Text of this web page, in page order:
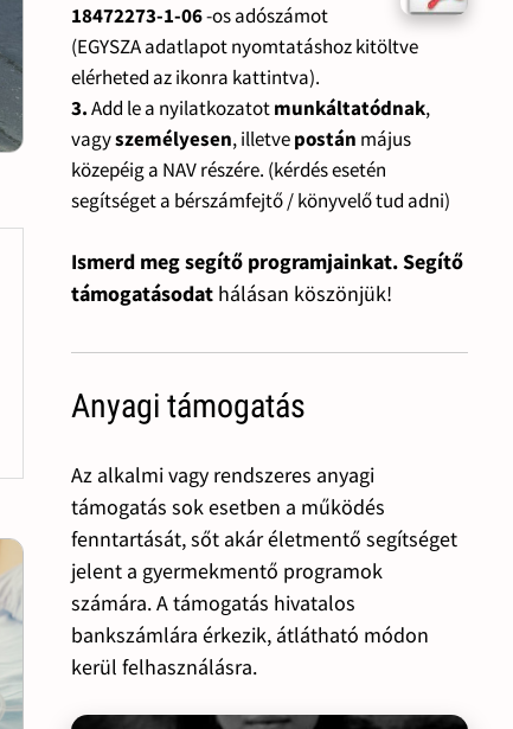
18472273-1-06-os adószámot
(EGYSZA adatlapot nyomtatáshoz kitöltve
elérheted az ikonra kattintva).
3.Add le a nyilatkozatotmunkáltatódnak,
vagyszemélyesen, illetvepostán május
közepéig a NAV részére. (kérdés esetén
segítséget a bérszámfejtő / könyvelő tud adni)
Ismerd meg segítő programjainkat. Segítő
támogatásodat hálásan köszönjük!
Anyagi támogatás
Az alkalmi vagy rendszeres anyagi
támogatás sok esetben a működés
fenntartását, sőt akár életmentő segítséget
jelent a gyermekmentő programok
számára. A támogatás hivatalos
bankszámlára érkezik, átlátható módon
kerül felhasználásra.